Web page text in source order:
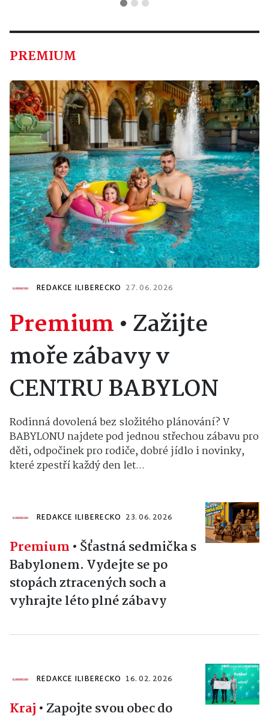
PREMIUM
REDAKCE ILIBERECKO 27. 06. 2026
Premium•Zažijte
moře zábavy v
CENTRU BABYLON
Rodinná dovolená bez složitého plánování? V
BABYLONU najdete pod jednou střechou zábavu pro
děti, odpočinek pro rodiče, dobré jídlo i novinky,
které zpestří každý den let...
REDAKCE ILIBERECKO 23. 06. 2026
Premium • Šťastná sedmička s
Babylonem. Vydejte se po
stopách ztracených soch a
vyhrajte léto plné zábavy
REDAKCE ILIBERECKO 16. 02. 2026
Kraj • Zapojte svou obec do